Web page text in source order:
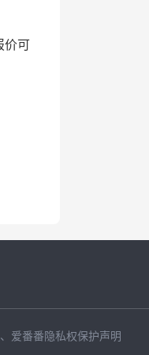
价可
、 爱番番隐私权保护声明